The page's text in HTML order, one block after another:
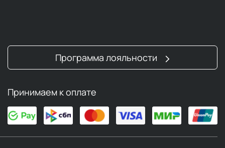
Программа лояльности
Принимаем к оплате